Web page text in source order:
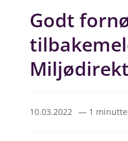
Godt
10.03.2022 — 1